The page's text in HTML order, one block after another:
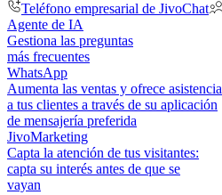
Teléfono empresarial de JivoChat
Agente de IA
Gestiona las preguntas
más frecuentes
WhatsApp
Aumenta las ventas y ofrece asistencia
a tus clientes a través de su aplicación
de mensajería preferida
JivoMarketing
Capta la atención de tus visitantes:
capta su interés antes de que se
vayan